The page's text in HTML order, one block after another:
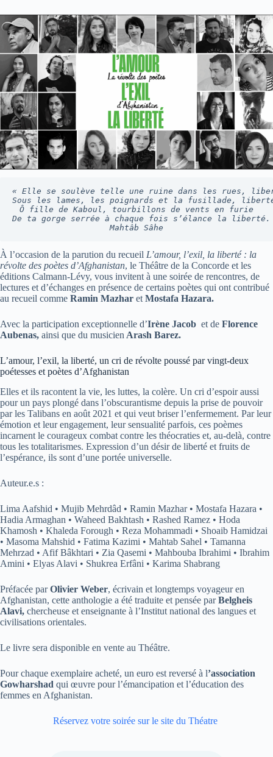
« Elle se soulève telle une ruine dans les rues,
Sous les lames, les poignards et la fusillade,
Ô fille de Kaboul, tourbillons de vents en furie
De ta gorge serrée à chaque fois s’élance la liberté.
Mahtâb Sâhe
À l’occasion de la parution du recueil L’amour, l’exil, la liberté : la
révolte des poètes d’Afghanistan, le Théâtre de la Concorde et les
éditions Calmann-Lévy, vous invitent à une soirée de rencontres, de
lectures et d’échanges en présence de certains poètes qui ont contribué
au recueil comme Ramin Mazhar et Mostafa Hazara.
Avec la participation exceptionnelle d’Irène Jacob et de Florence
Aubenas, ainsi que du musicien Arash Barez.
L’amour, l’exil, la liberté, un cri de révolte poussé par vingt-deux
poétesses et poètes d’Afghanistan
Elles et ils racontent la vie, les luttes, la colère. Un cri d’espoir aussi
pour un pays plongé dans l’obscurantisme depuis la prise de pouvoir
par les Talibans en août 2021 et qui veut briser l’enfermement. Par leur
émotion et leur engagement, leur sensualité parfois, ces poèmes
incarnent le courageux combat contre les théocraties et, au-delà, contre
tous les totalitarismes. Expression d’un désir de liberté et fruits de
l’espérance, ils sont d’une portée universelle.
Auteur.e.s :
Lima Aafshid • Mujib Mehrdâd • Ramin Mazhar • Mostafa Hazara •
Hadia Armaghan • Waheed Bakhtash • Rashed Ramez • Hoda
Khamosh • Khaleda Forough • Reza Mohammadi • Shoaib Hamidzai
• Masoma Mahshid • Fatima Kazimi • Mahtab Sahel • Tamanna
Mehrzad • Afif Bâkhtari • Zia Qasemi • Mahbouba Ibrahimi • Ibrahim
Amini • Elyas Alavi • Shukrea Erfâni • Karima Shabrang
Préfacée parOlivier Weber, écrivain et longtemps voyageur en
Afghanistan, cette anthologie a été traduite et pensée parBelgheis
Alavi, chercheuse et enseignante à l’Institut national des langues et
civilisations orientales.
Le livre sera disponible en vente au Théâtre.
Pour chaque exemplaire acheté, un euro est reversé à l’association
Gowharshad qui œuvre pour l’émancipation et l’éducation des
femmes en Afghanistan.
Réservez votre soirée sur le site du Théatre